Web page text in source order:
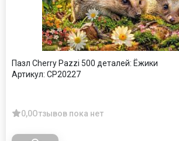
Пазл Cherry Pazzi 500 деталей: Ёжики
Артикул: CP20227
0,0Отзывов пока нет